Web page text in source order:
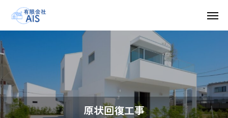
原状回復工事